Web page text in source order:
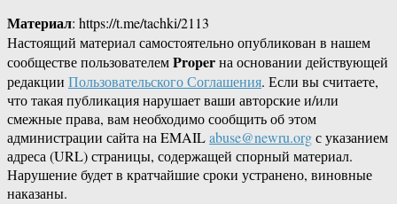
Материал: https://t.me/tachki/2113
Настоящий материал самостоятельно опубликован в нашем
сообществе пользователемProperна основании действующей
редакции Пользовательского Соглашения. Если вы считаете,
что такая публикация нарушает ваши авторские и/или
смежные права, вам необходимо сообщить об этом
администрации сайта на EMAILabuse@newru.orgс указанием
адреса (URL) страницы, содержащей спорный материал.
Нарушение будет в кратчайшие сроки устранено, виновные
наказаны.